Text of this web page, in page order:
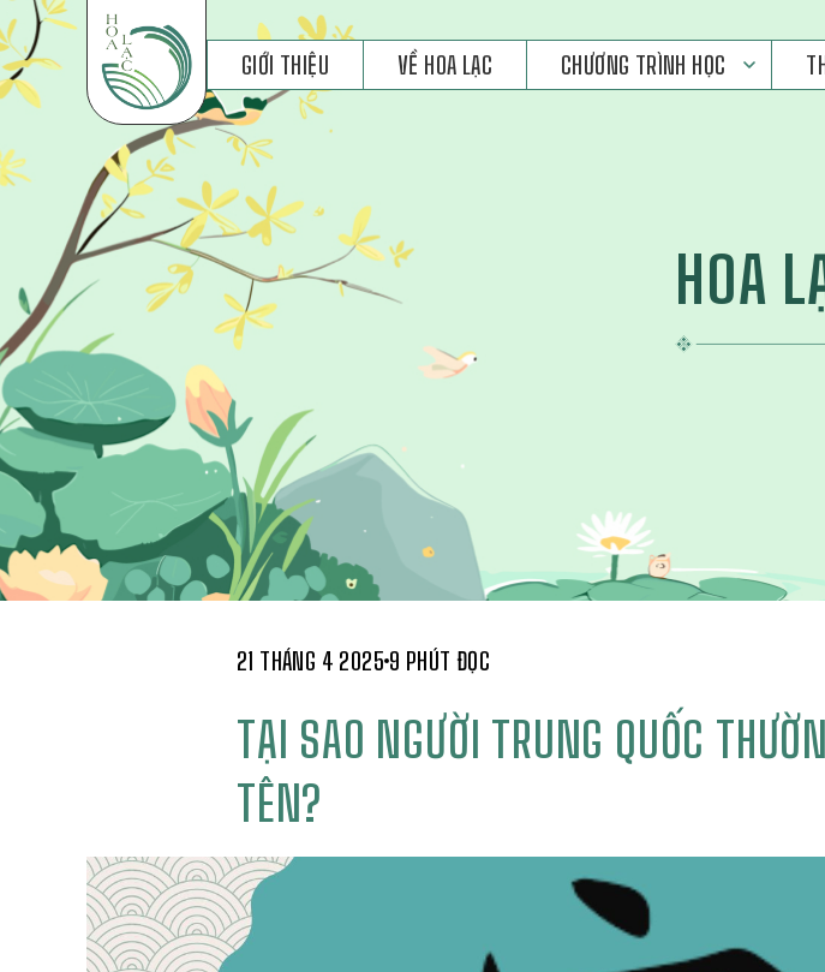
GIỚI THIỆU VỀ HOA LẠC CHƯƠNG TRÌNH HỌC
HOA
21 THÁNG 4 2025 9 PHÚT ĐỌC
TẠI SAO NGƯỜI TRUNG QUỐC
TÊN?